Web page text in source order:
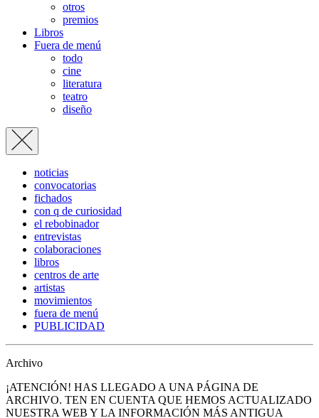
otros
premios
Libros
Fuera de menú
todo
cine
literatura
teatro
diseño
noticias
convocatorias
fichados
con q de curiosidad
el rebobinador
entrevistas
colaboraciones
libros
centros de arte
artistas
movimientos
fuera de menú
PUBLICIDAD
Archivo
¡ATENCIÓN! HAS LLEGADO A UNA PÁGINA DE
ARCHIVO. TEN EN CUENTA QUE HEMOS ACTUALIZADO
NUESTRA WEB Y LA INFORMACIÓN MÁS ANTIGUA